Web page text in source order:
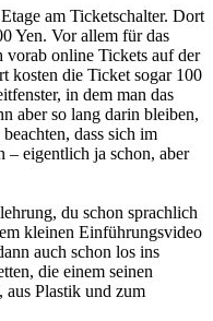
am Ticketschalter. Dort
Yen. Vor allem für das
vorab online Tickets auf der
kosten die Ticket sogar 100
in dem man das
aber so lang darin bleiben,
dass sich im
– eigentlich ja schon, aber
du schon sprachlich
kleinen Einführungsvideo
auch schon los ins
die einem seinen
Plastik und zum